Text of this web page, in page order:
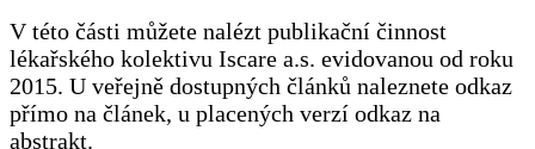
V této části můžete nalézt publikační činnost
lékařského kolektivu Iscare a.s. evidovanou od roku
2015. U veřejně dostupných článků naleznete odkaz
přímo na článek, u placených verzí odkaz na
abstrakt.